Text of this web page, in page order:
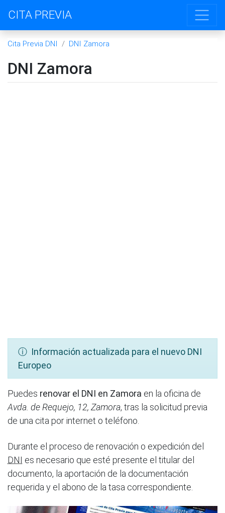
CITA PREVIA
Cita Previa DNI DNI Zamora
DNI Zamora
ⓘ Información actualizada para el nuevo DNI
Europeo
Puedes renovar el DNI en Zamora en la oficina de
Avda. de Requejo, 12, Zamora, tras la solicitud previa
de una cita por internet o teléfono.
Durante el proceso de renovación o expedición del
DNI es necesario que esté presente el titular del
documento, la aportación de la documentación
requerida y el abono de la tasa correspondiente.